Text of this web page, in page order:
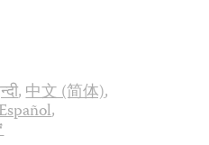
,中文 (简体),
,